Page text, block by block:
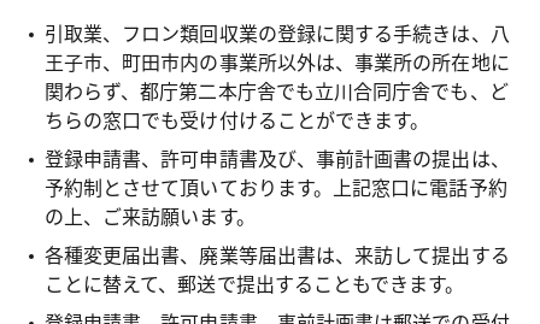
引取業、フロン類回収業の登録に関する手続きは、八
王子市、町田市内の事業所以外は、事業所の所在地に
関わらず、都庁第二本庁舎でも立川合同庁舎でも、ど
ちらの窓口でも受け付けることができます。
登録申請書、許可申請書及び、事前計画書の提出は、
予約制とさせて頂いております。上記窓口に電話予約
の上、ご来訪願います。
各種変更届出書、廃業等届出書は、来訪して提出する
ことに替えて、郵送で提出することもできます。